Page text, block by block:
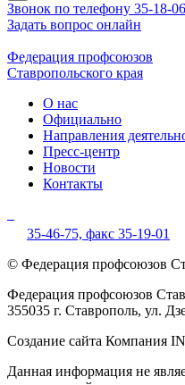
Звонок по телефону 35-18-06
Задать вопрос онлайн
Федерация профсоюзов
Ставропольского края
О нас
Официально
Направления
Пресс-центр
Новости
Контакты
35-46-75, факс 35-19-01
© Федерация профсоюзов
Федерация профсоюзов
355035 г. Ставрополь, ул.
Создание сайта Компания
Данная информация не